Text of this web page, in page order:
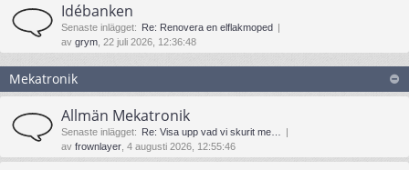
Idébanken
Senaste inlägget: Re: Renovera en elflakmoped
av grym , 22 juli 2026, 12:36:48
Mekatronik
Allmän Mekatronik
Senaste inlägget: Re: Visa upp vad vi skurit me…
av frownlayer , 4 augusti 2026, 12:55:46